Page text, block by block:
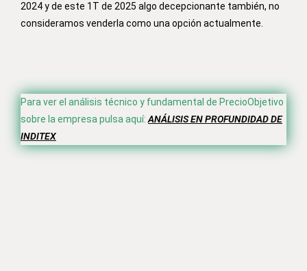
2024 y de este 1T de 2025 algo decepcionante también, no
consideramos venderla como una opción actualmente.
Para ver el análisis técnico y fundamental de PrecioObjetivo
sobre la empresa pulsa aquí: ANÁLISIS EN PROFUNDIDAD DE
INDITEX